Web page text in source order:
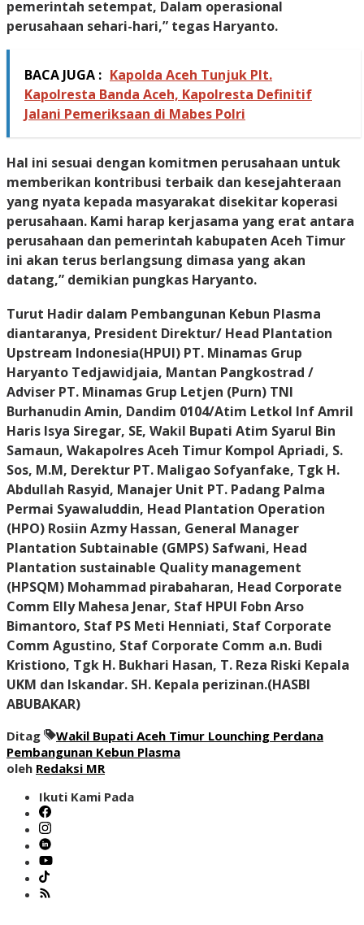
pemerintah setempat, Dalam operasional
perusahaan sehari-hari,” tegas Haryanto.
BACA JUGA : Kapolda Aceh Tunjuk Plt.
Kapolresta Banda Aceh, Kapolresta Definitif
Jalani Pemeriksaan di Mabes Polri
Hal ini sesuai dengan komitmen perusahaan untuk
memberikan kontribusi terbaik dan kesejahteraan
yang nyata kepada masyarakat disekitar koperasi
perusahaan. Kami harap kerjasama yang erat antara
perusahaan dan pemerintah kabupaten Aceh Timur
ini akan terus berlangsung dimasa yang akan
datang,” demikian pungkas Haryanto.
Turut Hadir dalam Pembangunan Kebun Plasma
diantaranya, President Direktur/ Head Plantation
Upstream Indonesia(HPUI) PT. Minamas Grup
Haryanto Tedjawidjaia, Mantan Pangkostrad /
Adviser PT. Minamas Grup Letjen (Purn) TNI
Burhanudin Amin, Dandim 0104/Atim Letkol Inf Amril
Haris Isya Siregar, SE, Wakil Bupati Atim Syarul Bin
Samaun, Wakapolres Aceh Timur Kompol Apriadi, S.
Sos, M.M, Derektur PT. Maligao Sofyanfake, Tgk H.
Abdullah Rasyid, Manajer Unit PT. Padang Palma
Permai Syawaluddin, Head Plantation Operation
(HPO) Rosiin Azmy Hassan, General Manager
Plantation Subtainable (GMPS) Safwani, Head
Plantation sustainable Quality management
(HPSQM) Mohammad pirabaharan, Head Corporate
Comm Elly Mahesa Jenar, Staf HPUI Fobn Arso
Bimantoro, Staf PS Meti Henniati, Staf Corporate
Comm Agustino, Staf Corporate Comm a.n. Budi
Kristiono, Tgk H. Bukhari Hasan, T. Reza Riski Kepala
UKM dan Iskandar. SH. Kepala perizinan.(HASBI
ABUBAKAR)
Ditag
Wakil Bupati Aceh Timur Lounching Perdana
Pembangunan Kebun Plasma
oleh Redaksi MR
Ikuti Kami Pada